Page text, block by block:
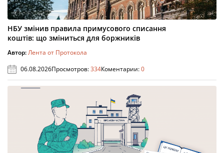
НБУ змінив правила примусового списання
коштів: що зміниться для боржників
Автор:Лента от Протокола
06.08.2026Просмотров:334Коментарии:0